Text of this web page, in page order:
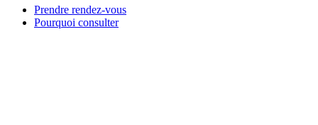
Prendre rendez-vous
Pourquoi consulter